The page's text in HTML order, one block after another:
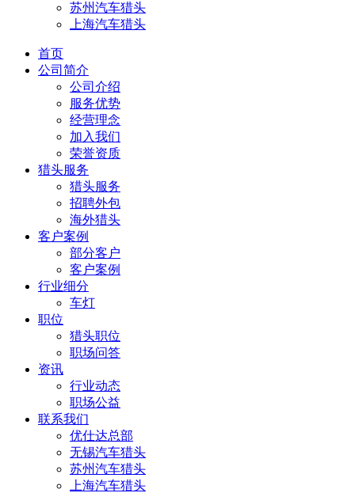
苏州汽车猎头
上海汽车猎头
首页
公司简介
公司介绍
服务优势
经营理念
加入我们
荣誉资质
猎头服务
猎头服务
招聘外包
海外猎头
客户案例
部分客户
客户案例
行业细分
车灯
职位
猎头职位
职场问答
资讯
行业动态
职场公益
联系我们
优仕达总部
无锡汽车猎头
苏州汽车猎头
上海汽车猎头